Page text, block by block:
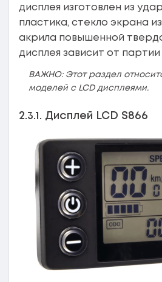
дисплея изготовлен из
пластика, стекло экрана
акрила повышенной
дисплея зависит от
ВАЖНО: Этот раздел
моделей с LCD дисплеями.
2.3.1. Дисплей LCD S866